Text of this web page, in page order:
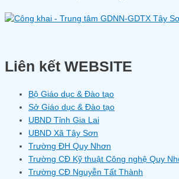
Liên kết WEBSITE
Bộ Giáo dục & Đào tạo
Sở Giáo dục & Đào tạo
UBND Tỉnh Gia Lai
UBND Xã Tây Sơn
Trường ĐH Quy Nhơn
Trường CĐ Kỹ thuật Công nghệ Quy
Trường CĐ Nguyễn Tất Thành